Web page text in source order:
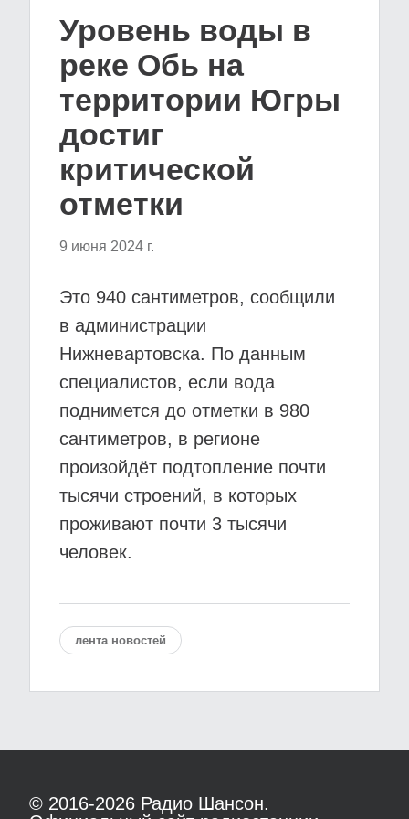
Уровень воды в
реке Обь на
территории Югры
достиг
критической
отметки
9 июня 2024 г.
Это 940 сантиметров, сообщили
в администрации
Нижневартовска. По данным
специалистов, если вода
поднимется до отметки в 980
сантиметров, в регионе
произойдёт подтопление почти
тысячи строений, в которых
проживают почти 3 тысячи
человек.
лента новостей
© 2016-2026 Радио Шансон.